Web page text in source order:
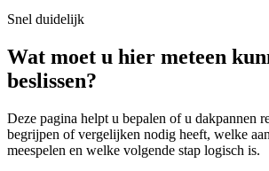
Snel duidelijk
Wat moet u hier meteen
beslissen?
Deze pagina helpt u bepalen of u dakpannen
begrijpen of vergelijken nodig heeft, welke
meespelen en welke volgende stap logisch is.